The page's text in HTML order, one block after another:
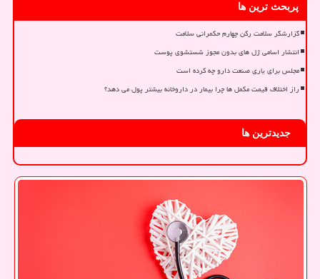
پربحث ترین ها
گزارشگر سلامت رکن چهارم حکمرانی سلامت
انتشار اسامی ژل های بدون مجوز شستشوی پوست
مجلس برای یاری صنعت دارو چه کرده است
راز اختلاف قیمت مکمل ها چرا بیمار در داروخانه بیشتر پول می دهد؟
جدیدترین ها